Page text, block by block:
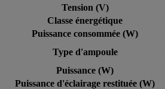
Tension (V)
Classe énergétique
Puissance consommée (W)
Type d'ampoule
Puissance (W)
Puissance d'éclairage restituée (W)